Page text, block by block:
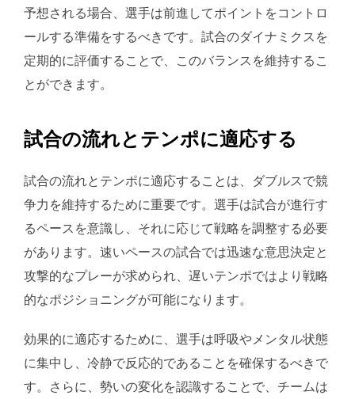
予想される場合、選手は前進してポイントをコントロ
ールする準備をするべきです。試合のダイナミクスを
定期的に評価することで、このバランスを維持するこ
とができます。
試合の流れとテンポに適応する
試合の流れとテンポに適応することは、ダブルスで競
争力を維持するために重要です。選手は試合が進行す
るペースを意識し、それに応じて戦略を調整する必要
があります。速いペースの試合では迅速な意思決定と
攻撃的なプレーが求められ、遅いテンポではより戦略
的なポジショニングが可能になります。
効果的に適応するために、選手は呼吸やメンタル状態
に集中し、冷静で反応的であることを確保するべきで
す。さらに、勢いの変化を認識することで、チームは